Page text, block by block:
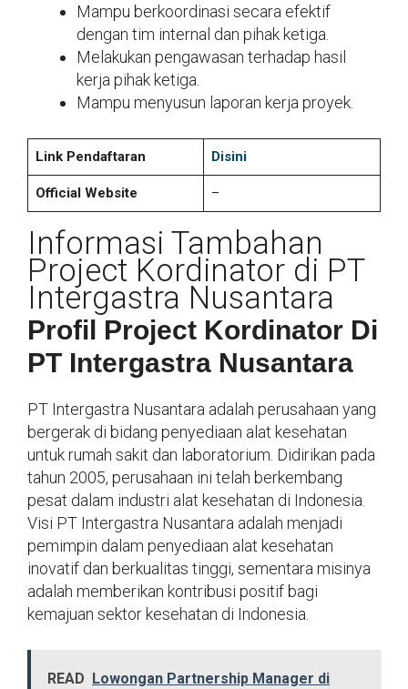
Mampu berkoordinasi secara efektif
dengan tim internal dan pihak ketiga.
Melakukan pengawasan terhadap hasil
kerja pihak ketiga.
Mampu menyusun laporan kerja proyek.
Link Pendaftaran Disini
Official Website –
Informasi Tambahan
Project Kordinator di PT
Intergastra Nusantara
Profil Project Kordinator Di
PT Intergastra Nusantara
PT Intergastra Nusantara adalah perusahaan yang
bergerak di bidang penyediaan alat kesehatan
untuk rumah sakit dan laboratorium. Didirikan pada
tahun 2005, perusahaan ini telah berkembang
pesat dalam industri alat kesehatan di Indonesia.
Visi PT Intergastra Nusantara adalah menjadi
pemimpin dalam penyediaan alat kesehatan
inovatif dan berkualitas tinggi, sementara misinya
adalah memberikan kontribusi positif bagi
kemajuan sektor kesehatan di Indonesia.
READ Lowongan Partnership Manager di